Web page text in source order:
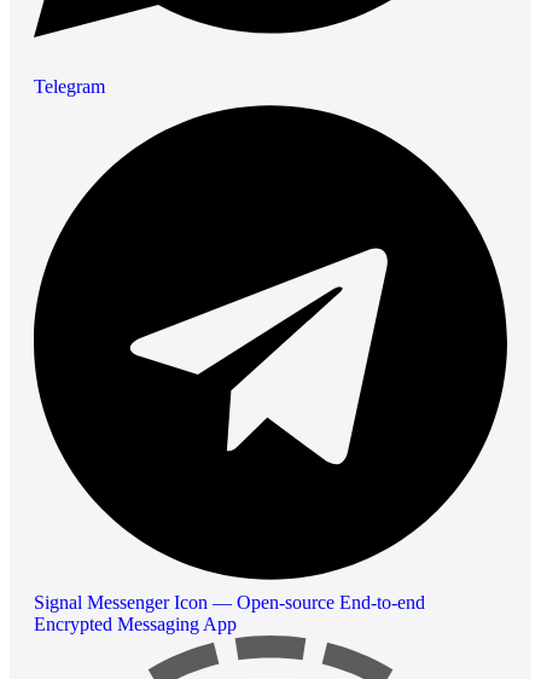
Telegram
Signal Messenger Icon — Open-source End-to-end
Encrypted Messaging App